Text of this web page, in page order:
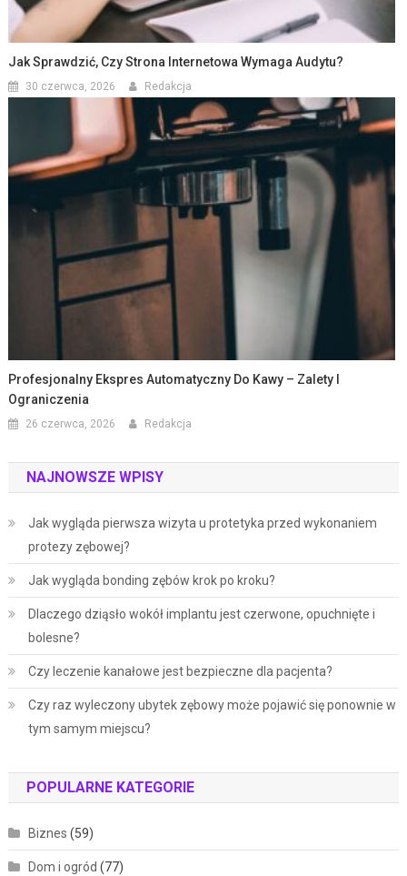
Jak Sprawdzić, Czy Strona Internetowa Wymaga Audytu?
30 czerwca, 2026 Redakcja
Profesjonalny Ekspres Automatyczny Do Kawy – Zalety I
Ograniczenia
26 czerwca, 2026 Redakcja
NAJNOWSZE WPISY
Jak wygląda pierwsza wizyta u protetyka przed wykonaniem
protezy zębowej?
Jak wygląda bonding zębów krok po kroku?
Dlaczego dziąsło wokół implantu jest czerwone, opuchnięte i
bolesne?
Czy leczenie kanałowe jest bezpieczne dla pacjenta?
Czy raz wyleczony ubytek zębowy może pojawić się ponownie w
tym samym miejscu?
POPULARNE KATEGORIE
Biznes (59)
Dom i ogród (77)